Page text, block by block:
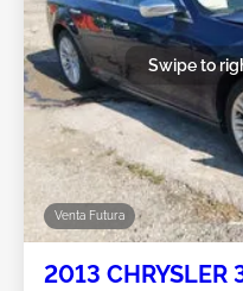
Venta Futura
Swipe to
2013 CHRYSLER